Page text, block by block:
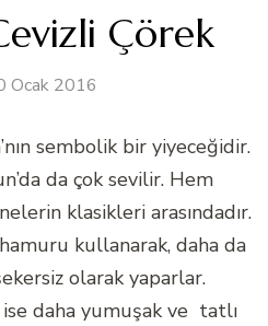
Çörek
Ocak 2016
sembolik bir yiyeceğidir.
da çok sevilir. Hem
klasikleri arasındadır.
kullanarak, daha da
olarak yaparlar.
daha yumuşak ve tatlı